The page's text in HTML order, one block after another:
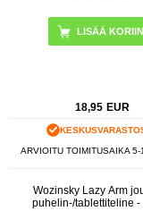
18,95 EUR
ARVIOITU TOIMITUSAIKA
Wozinsky Lazy Arm
puhelin-/tablettiteline -